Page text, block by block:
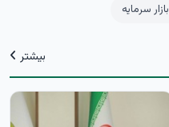
بازار سرمایه
بیشتر